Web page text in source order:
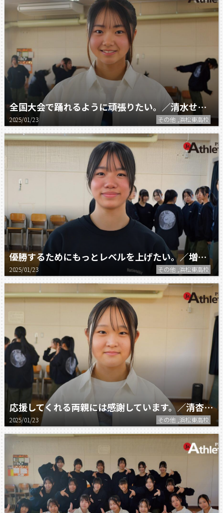
全国大会で踊れるように頑張りたい。／清水せり菜（浜松東高校ダンス部）
2025/01/23 その他 ,浜松東高校
優勝するためにもっとレベルを上げたい。／増井七海（浜松東高校ダンス部）
2025/01/23 その他 ,浜松東高校
応援してくれる両親には感謝しています。／清杏依莉（浜松東高校ダンス部）
2025/01/23 その他 ,浜松東高校